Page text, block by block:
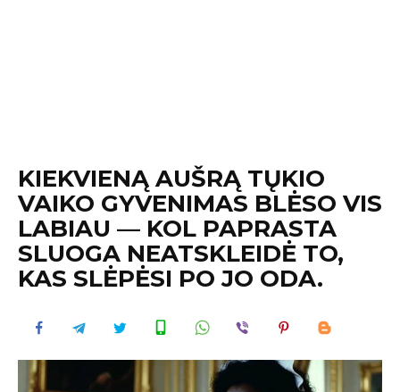
KIEKVIENĄ AUŠRĄ TŲKIO
VAIKO GYVENIMAS BLĖSO VIS
LABIAU — KOL PAPRASTA
SLUOGA NEATSKLEIDĖ TO,
KAS SLĖPĖSI PO JO ODA.